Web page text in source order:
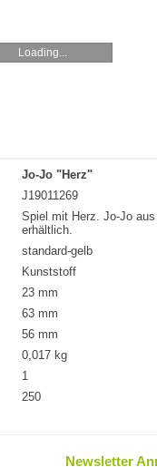
Loading...
Jo-Jo "Herz"
J19011269
Spiel mit Herz. Jo-Jo
erhältlich.
standard-gelb
Kunststoff
23 mm
63 mm
56 mm
0,017 kg
1
250
Newsletter